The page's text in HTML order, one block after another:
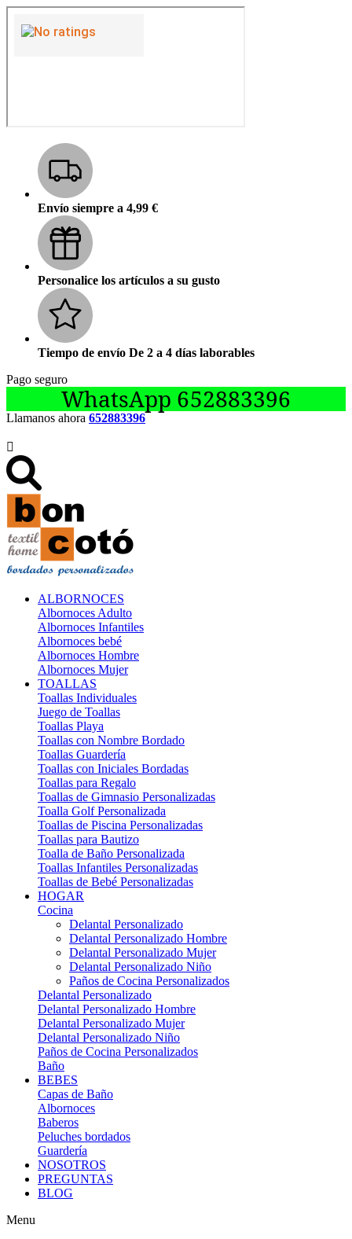
Envío siempre a 4,99 €
Personalice los artículos a su gusto
Tiempo de envío De 2 a 4 días laborables
Pago seguro
WhatsApp 652883396
Llamanos ahora 652883396

ALBORNOCES
Albornoces Adulto
Albornoces Infantiles
Albornoces bebé
Albornoces Hombre
Albornoces Mujer
TOALLAS
Toallas Individuales
Juego de Toallas
Toallas Playa
Toallas con Nombre Bordado
Toallas Guardería
Toallas con Iniciales Bordadas
Toallas para Regalo
Toallas de Gimnasio Personalizadas
Toalla Golf Personalizada
Toallas de Piscina Personalizadas
Toallas para Bautizo
Toalla de Baño Personalizada
Toallas Infantiles Personalizadas
Toallas de Bebé Personalizadas
HOGAR
Cocina
Delantal Personalizado
Delantal Personalizado Hombre
Delantal Personalizado Mujer
Delantal Personalizado Niño
Paños de Cocina Personalizados
Delantal Personalizado
Delantal Personalizado Hombre
Delantal Personalizado Mujer
Delantal Personalizado Niño
Paños de Cocina Personalizados
Baño
BEBES
Capas de Baño
Albornoces
Baberos
Peluches bordados
Guardería
NOSOTROS
PREGUNTAS
BLOG
Menu